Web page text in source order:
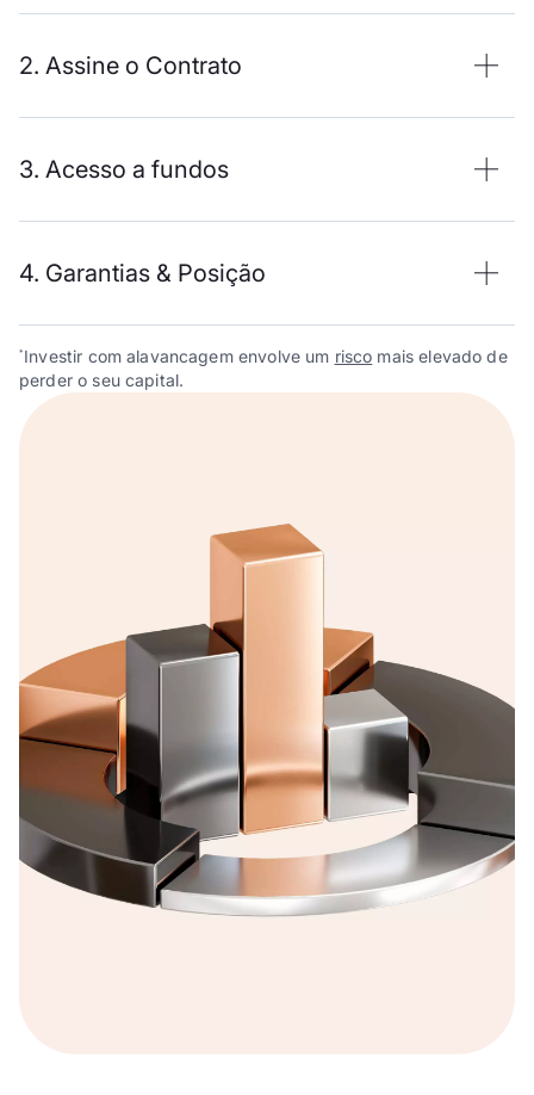
2. Assine o Contrato
3. Acesso a fundos
4. Garantias & Posição
* Investir com alavancagem envolve um risco mais elevado de
perder o seu capital.